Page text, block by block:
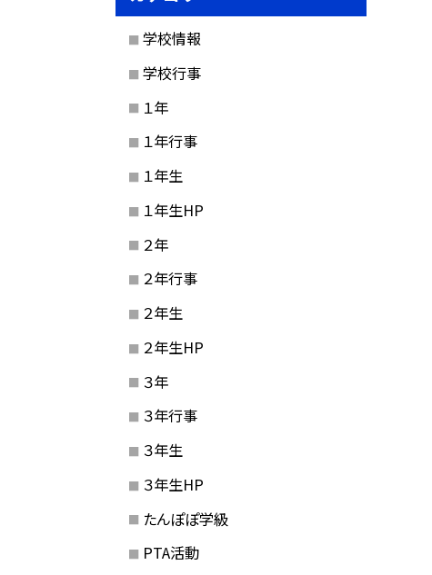
学校情報
学校行事
１年
１年行事
１年生
１年生HP
２年
２年行事
２年生
２年生HP
３年
３年行事
３年生
３年生HP
たんぽぽ学級
PTA活動